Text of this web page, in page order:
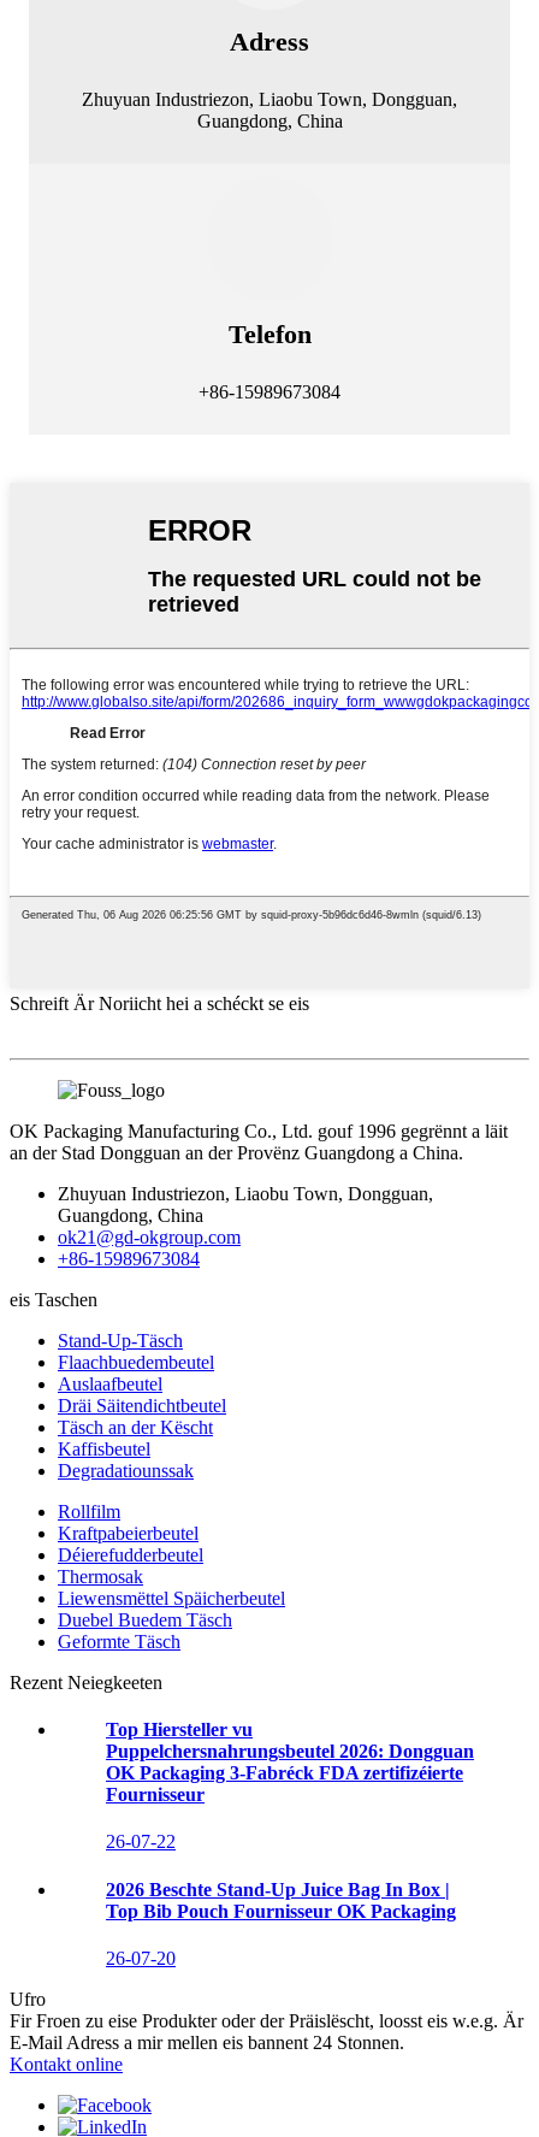
Adress
Zhuyuan Industriezon, Liaobu Town, Dongguan,
Guangdong, China
Telefon
+86-15989673084
Schreift Är Noriicht hei a schéckt se eis
OK Packaging Manufacturing Co., Ltd. gouf 1996 gegrënnt a läit
an der Stad Dongguan an der Provënz Guangdong a China.
Zhuyuan Industriezon, Liaobu Town, Dongguan,
Guangdong, China
ok21@gd-okgroup.com
+86-15989673084
eis Taschen
Stand-Up-Täsch
Flaachbuedembeutel
Auslaafbeutel
Dräi Säitendichtbeutel
Täsch an der Këscht
Kaffisbeutel
Degradatiounssak
Rollfilm
Kraftpabeierbeutel
Déierefudderbeutel
Thermosak
Liewensmëttel Späicherbeutel
Duebel Buedem Täsch
Geformte Täsch
Rezent Neiegkeeten
Top Hiersteller vu
Puppelchersnahrungsbeutel 2026: Dongguan
OK Packaging 3-Fabréck FDA zertifizéierte
Fournisseur
26-07-22
2026 Beschte Stand-Up Juice Bag In Box |
Top Bib Pouch Fournisseur OK Packaging
26-07-20
Ufro
Fir Froen zu eise Produkter oder der Präislëscht, loosst eis w.e.g. Är
E-Mail Adress a mir mellen eis bannent 24 Stonnen.
Kontakt online